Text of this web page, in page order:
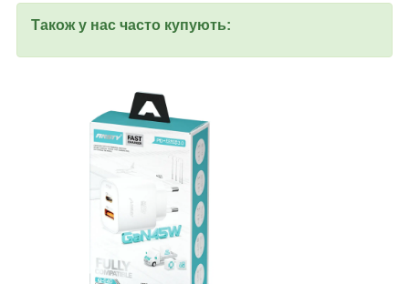
Також у нас часто купують: